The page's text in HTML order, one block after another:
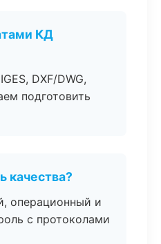
КД
DXF/DWG,
подготовить
качества?
операционный и
с протоколами